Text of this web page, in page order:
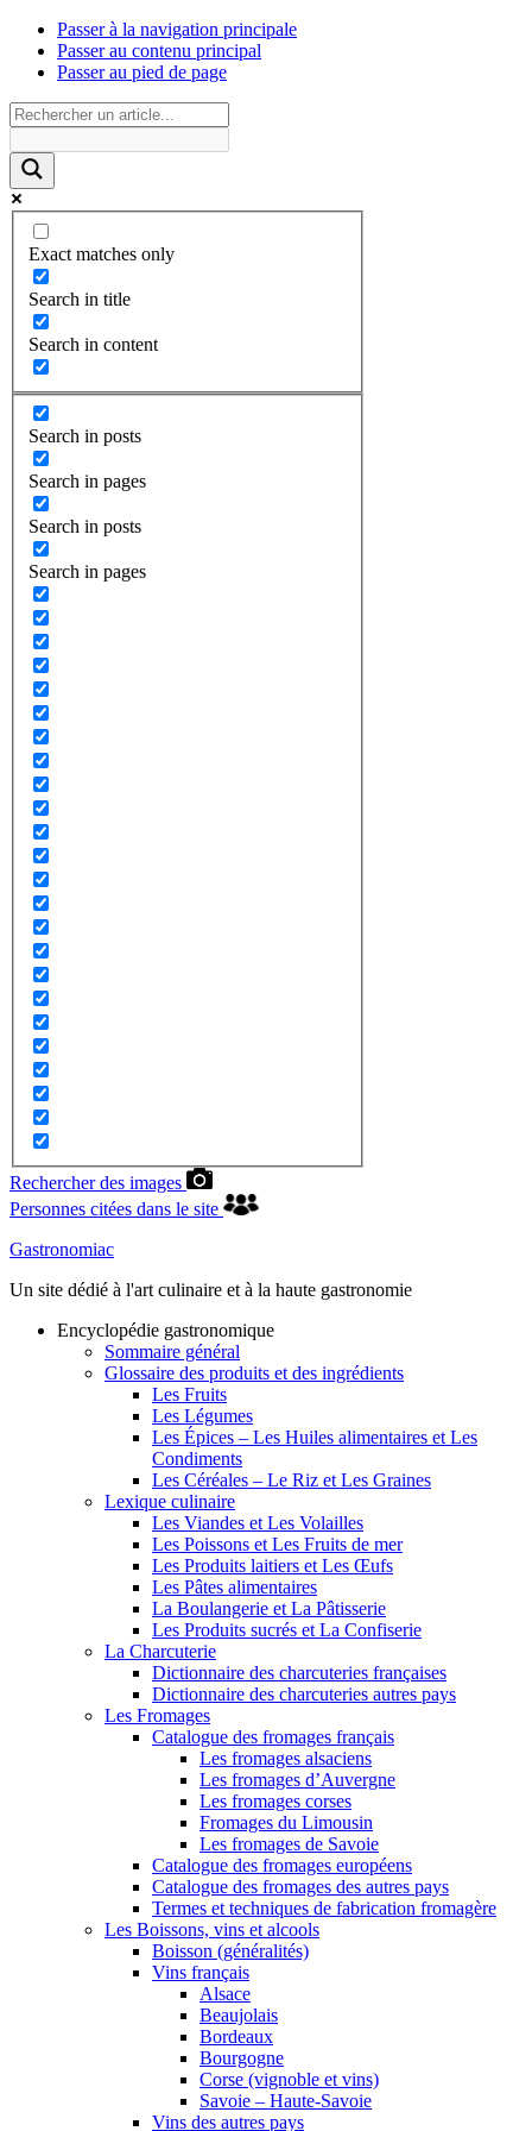
Passer à la navigation principale
Passer au contenu principal
Passer au pied de page
Exact matches only
Search in title
Search in content
Search in posts
Search in pages
Search in posts
Search in pages
Rechercher des images
Personnes citées dans le site
Gastronomiac
Un site dédié à l'art culinaire et à la haute gastronomie
Encyclopédie gastronomique
Sommaire général
Glossaire des produits et des ingrédients
Les Fruits
Les Légumes
Les Épices – Les Huiles alimentaires et Les
Condiments
Les Céréales – Le Riz et Les Graines
Lexique culinaire
Les Viandes et Les Volailles
Les Poissons et Les Fruits de mer
Les Produits laitiers et Les Œufs
Les Pâtes alimentaires
La Boulangerie et La Pâtisserie
Les Produits sucrés et La Confiserie
La Charcuterie
Dictionnaire des charcuteries françaises
Dictionnaire des charcuteries autres pays
Les Fromages
Catalogue des fromages français
Les fromages alsaciens
Les fromages d’Auvergne
Les fromages corses
Fromages du Limousin
Les fromages de Savoie
Catalogue des fromages européens
Catalogue des fromages des autres pays
Termes et techniques de fabrication fromagère
Les Boissons, vins et alcools
Boisson (généralités)
Vins français
Alsace
Beaujolais
Bordeaux
Bourgogne
Corse (vignoble et vins)
Savoie – Haute-Savoie
Vins des autres pays